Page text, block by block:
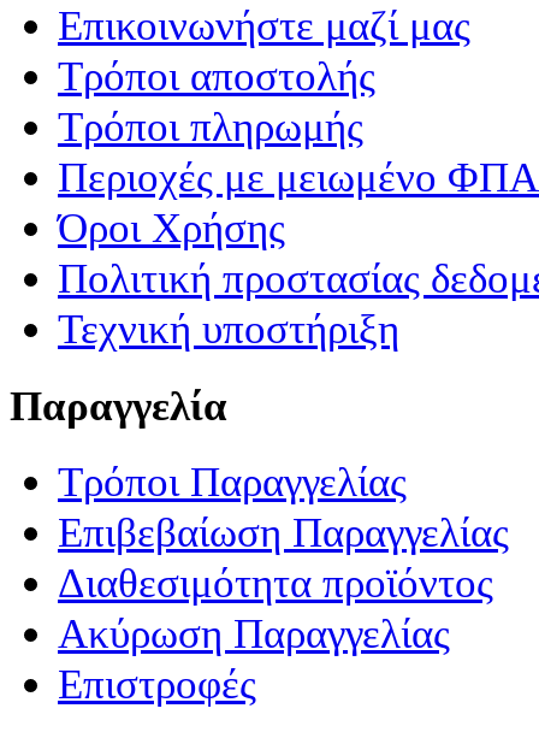
Επικοινωνήστε μαζί μας
Τρόποι αποστολής
Τρόποι πληρωμής
Περιοχές με μειωμένο ΦΠΑ
Όροι Χρήσης
Πολιτική προστασίας
Τεχνική υποστήριξη
Παραγγελία
Τρόποι Παραγγελίας
Επιβεβαίωση Παραγγελίας
Διαθεσιμότητα προϊόντος
Ακύρωση Παραγγελίας
Επιστροφές